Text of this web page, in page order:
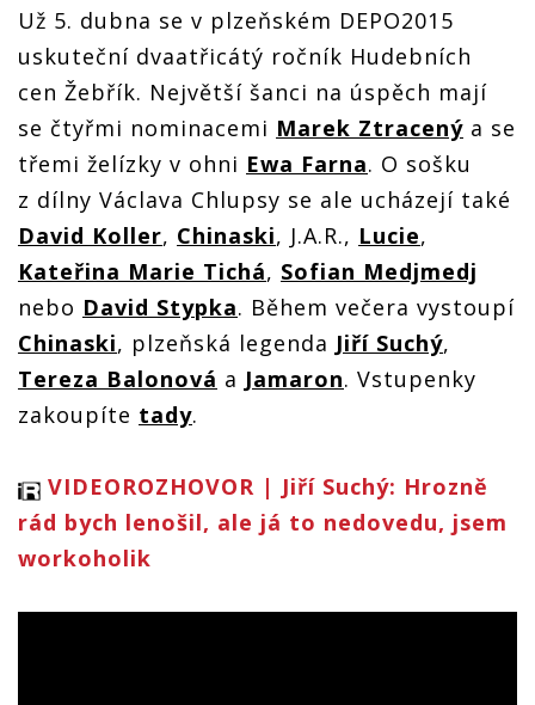
se
do O2
Universa
a Peter
Nagy
zahraje v
Lucerně
chystají
do O2
a Peter
Nagy
zahraje v
Lucerně
se
chystají
do O2
a Peter
Nagy
zahraje v
Lucerně
se
chystají
do O2
a Peter
zahraje v
Lucerně
Už 5. dubna se v plzeňském DEPO2015
uskuteční dvaatřicátý ročník Hudebních
cen Žebřík. Největší šanci na úspěch mají
se čtyřmi nominacemi Marek Ztracený a se
třemi želízky v ohni Ewa Farna. O sošku
z dílny Václava Chlupsy se ale ucházejí také
David Koller, Chinaski, J.A.R., Lucie,
Kateřina Marie Tichá, Sofian Medjmedj
nebo David Stypka. Během večera vystoupí
Chinaski, plzeňská legenda Jiří Suchý,
Tereza Balonová a Jamaron. Vstupenky
zakoupíte tady.
VIDEOROZHOVOR | Jiří Suchý: Hrozně
rád bych lenošil, ale já to nedovedu, jsem
workoholik